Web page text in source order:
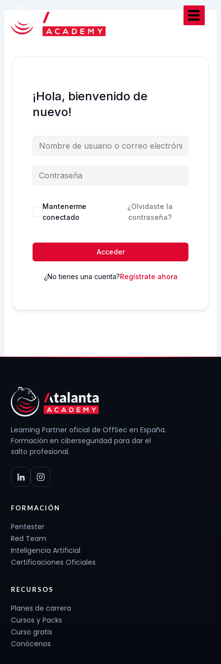
contenido
¡Hola, bienvenido de
nuevo!
Mantenerme
conectado
¿Olvidaste la
contraseña?
Acceder
¿No tienes una cuenta?Regístrate ahora
Learning Partner oficial de OffSec en España.
Formación en ciberseguridad para dar el
salto profesional.
FORMACIÓN
Pentester
Red Team
Inteligencia Artificial
Certificaciones Oficiales
RECURSOS
Planes de carrera
Cursos y Packs
Curso gratis
Conócenos